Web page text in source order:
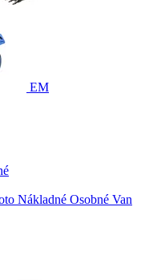
EM
Nákladné Osobné Van